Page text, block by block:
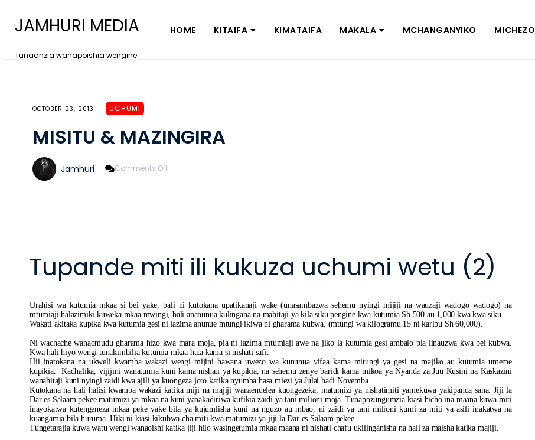
JAMHURI MEDIA
Tunaanzia wanapoishia wengine
HOME KITAIFA KIMATAIFA MAKALA MCHANGANYIKO MICHEZO
OCTOBER 23, 2013 UCHUMI
MISITU & MAZINGIRA
Jamhuri Comments Off
Tupande miti ili kukuza uchumi wetu (2)
Urahisi wa kutumia mkaa si bei yake, bali ni kutokana upatikanaji wake (unasambazwa sehemu nyingi mijiji na wauzaji wadogo wadogo) na
mtumiaji halazimiki kuweka mkaa mwingi, bali ananunua kulingana na mahitaji ya kila siku pengine kwa kutumia Sh 500 au 1,000 kwa kwa siku.
Wakati akitaka kupika kwa kutumia gesi ni lazima anunue mtungi ikiwa ni gharama kubwa. (mtungi wa kilogramu 15 ni karibu Sh 60,000).
Ni wachache wanaomudu gharama hizo kwa mara moja, pia ni lazima mtumiaji awe na jiko la kutumia gesi ambalo pia linauzwa kwa bei kubwa.
Kwa hali hiyo wengi tunakimbilia kutumia mkaa hata kama si nishati safi.
Hii inatokana na ukweli kwamba wakazi wengi mijini hawana uwezo wa kununua vifaa kama mitungi ya gesi na majiko au kutumia umeme
kupikia. Kadhalika, vijijini wanatumia kuni kama nishati ya kupikia, na sehemu zenye baridi kama mikoa ya Nyanda za Juu Kusini na Kaskazini
wanahitaji kuni nyingi zaidi kwa ajili ya kuongeza joto katika nyumba hasa miezi ya Julai hadi Novemba.
Kutokana na hali halisi kwamba wakazi katika miji na majiji wanaendelea kuongezeka, matumizi ya nishatimiti yamekuwa yakipanda sana. Jiji la
Dar es Salaam pekee matumizi ya mkaa na kuni yanakadiriwa kufikia zaidi ya tani milioni moja. Tunapozungumzia kiasi hicho ina maana kuwa miti
inayokatwa kutengeneza mkaa peke yake bila ya kujumlisha kuni na nguzo au mbao, ni zaidi ya tani milioni kumi za miti ya asili inakatwa na
kuangamia bila huruma. Hiki ni kiasi kikubwa cha miti kwa matumizi ya jiji la Dar es Salaam pekee.
Tungetarajia kuwa watu wengi wanaoishi katika jiji hilo wasingetumia mkaa maana ni nishati chafu ukilinganisha na hali za maisha katika majiji.